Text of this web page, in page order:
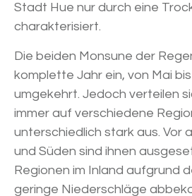
Stadt Hue nur durch eine
charakterisiert.
Die beiden Monsune der
komplette Jahr ein, von Mai
umgekehrt. Jedoch verteilen
immer auf verschiedene
unterschiedlich stark aus. Vor
und Süden sind ihnen
Regionen im Inland aufgrund
geringe Niederschläge